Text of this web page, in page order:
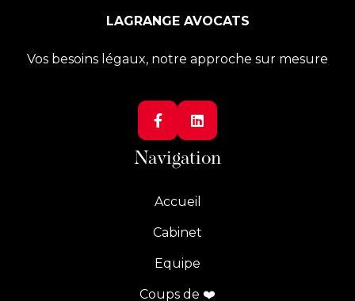
LAGRANGE AVOCATS
Vos besoins légaux, notre approche sur mesure
 
Navigation
Accueil
Cabinet
Equipe
Coups de ❤️